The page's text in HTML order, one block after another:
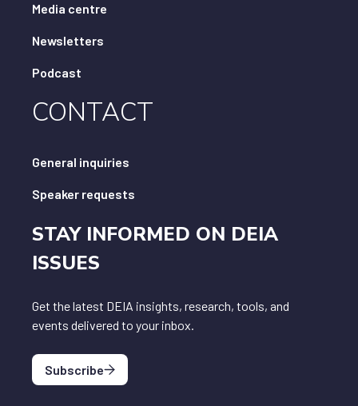
Media centre
Newsletters
Podcast
CONTACT
General inquiries
Speaker requests
STAY INFORMED ON DEIA
ISSUES
Get the latest DEIA insights, research, tools, and
events delivered to your inbox.
Subscribe